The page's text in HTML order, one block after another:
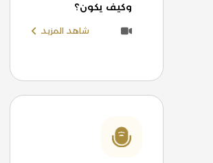
وكيف يكون؟
شاهد المزيد